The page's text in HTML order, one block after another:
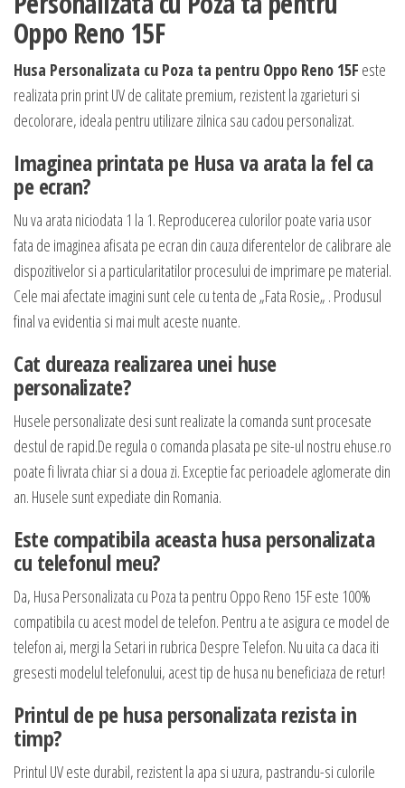
Oppo Reno 15F
Husa Personalizata cu Poza ta pentru Oppo Reno 15F este
realizata prin print UV de calitate premium, rezistent la zgarieturi si
decolorare, ideala pentru utilizare zilnica sau cadou personalizat.
Imaginea printata pe Husa va arata la fel ca
pe ecran?
Nu va arata niciodata 1 la 1. Reproducerea culorilor poate varia usor
fata de imaginea afisata pe ecran din cauza diferentelor de calibrare ale
dispozitivelor si a particularitatilor procesului de imprimare pe material.
Cele mai afectate imagini sunt cele cu tenta de „Fata Rosie„ . Produsul
final va evidentia si mai mult aceste nuante.
Cat dureaza realizarea unei huse
personalizate?
Husele personalizate desi sunt realizate la comanda sunt procesate
destul de rapid.De regula o comanda plasata pe site-ul nostru ehuse.ro
poate fi livrata chiar si a doua zi. Exceptie fac perioadele aglomerate din
an. Husele sunt expediate din Romania.
Este compatibila aceasta husa personalizata
cu telefonul meu?
Da, Husa Personalizata cu Poza ta pentru Oppo Reno 15F este 100%
compatibila cu acest model de telefon. Pentru a te asigura ce model de
telefon ai, mergi la Setari in rubrica Despre Telefon. Nu uita ca daca iti
gresesti modelul telefonului, acest tip de husa nu beneficiaza de retur!
Printul de pe husa personalizata rezista in
timp?
Printul UV este durabil, rezistent la apa si uzura, pastrandu-si culorile